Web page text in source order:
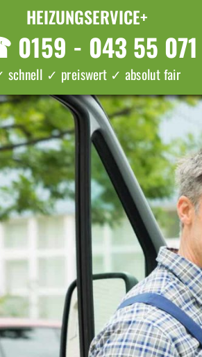
HEIZUNGSERVICE+
0159 - 043 55 071
schnell ✓ preiswert ✓ absolut fair